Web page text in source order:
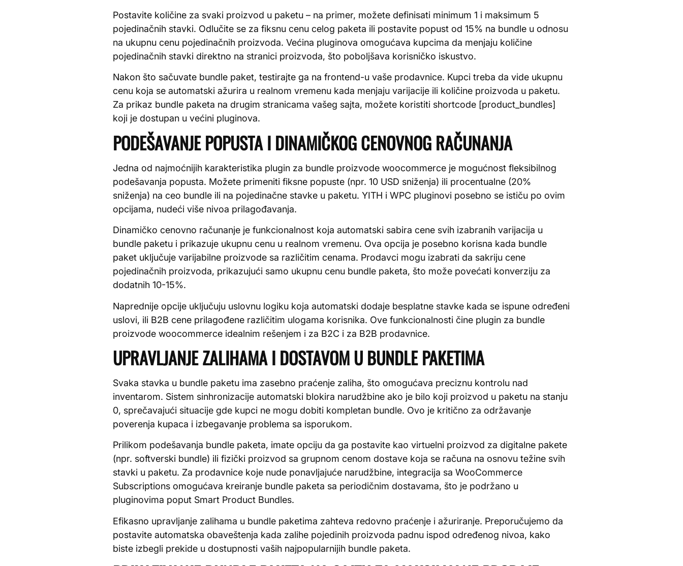
Postavite količine za svaki proizvod u paketu – na primer, možete definisati minimum 1 i maksimum 5
pojedinačnih stavki. Odlučite se za fiksnu cenu celog paketa ili postavite popust od 15% na bundle u odnosu
na ukupnu cenu pojedinačnih proizvoda. Većina pluginova omogućava kupcima da menjaju količine
pojedinačnih stavki direktno na stranici proizvoda, što poboljšava korisničko iskustvo.
Nakon što sačuvate bundle paket, testirajte ga na frontend-u vaše prodavnice. Kupci treba da vide ukupnu
cenu koja se automatski ažurira u realnom vremenu kada menjaju varijacije ili količine proizvoda u paketu.
Za prikaz bundle paketa na drugim stranicama vašeg sajta, možete koristiti shortcode [product_bundles]
koji je dostupan u većini pluginova.
PODEŠAVANJE POPUSTA I DINAMIČKOG CENOVNOG RAČUNANJA
Jedna od najmoćnijih karakteristika plugin za bundle proizvode woocommerce je mogućnost fleksibilnog
podešavanja popusta. Možete primeniti fiksne popuste (npr. 10 USD sniženja) ili procentualne (20%
sniženja) na ceo bundle ili na pojedinačne stavke u paketu. YITH i WPC pluginovi posebno se ističu po ovim
opcijama, nudeći više nivoa prilagođavanja.
Dinamičko cenovno računanje je funkcionalnost koja automatski sabira cene svih izabranih varijacija u
bundle paketu i prikazuje ukupnu cenu u realnom vremenu. Ova opcija je posebno korisna kada bundle
paket uključuje varijabilne proizvode sa različitim cenama. Prodavci mogu izabrati da sakriju cene
pojedinačnih proizvoda, prikazujući samo ukupnu cenu bundle paketa, što može povećati konverziju za
dodatnih 10-15%.
Naprednije opcije uključuju uslovnu logiku koja automatski dodaje besplatne stavke kada se ispune određeni
uslovi, ili B2B cene prilagođene različitim ulogama korisnika. Ove funkcionalnosti čine plugin za bundle
proizvode woocommerce idealnim rešenjem i za B2C i za B2B prodavnice.
UPRAVLJANJE ZALIHAMA I DOSTAVOM U BUNDLE PAKETIMA
Svaka stavka u bundle paketu ima zasebno praćenje zaliha, što omogućava preciznu kontrolu nad
inventarom. Sistem sinhronizacije automatski blokira narudžbine ako je bilo koji proizvod u paketu na stanju
0, sprečavajući situacije gde kupci ne mogu dobiti kompletan bundle. Ovo je kritično za održavanje
poverenja kupaca i izbegavanje problema sa isporukom.
Prilikom podešavanja bundle paketa, imate opciju da ga postavite kao virtuelni proizvod za digitalne pakete
(npr. softverski bundle) ili fizički proizvod sa grupnom cenom dostave koja se računa na osnovu težine svih
stavki u paketu. Za prodavnice koje nude ponavljajuće narudžbine, integracija sa WooCommerce
Subscriptions omogućava kreiranje bundle paketa sa periodičnim dostavama, što je podržano u
pluginovima poput Smart Product Bundles.
Efikasno upravljanje zalihama u bundle paketima zahteva redovno praćenje i ažuriranje. Preporučujemo da
postavite automatska obaveštenja kada zalihe pojedinih proizvoda padnu ispod određenog nivoa, kako
biste izbegli prekide u dostupnosti vaših najpopularnijih bundle paketa.